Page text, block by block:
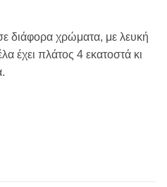
διάφορα χρώματα, με λευκή
έχει πλάτος 4 εκατοστά κι